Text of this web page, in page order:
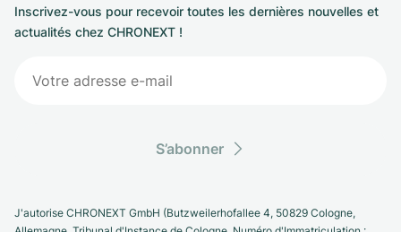
Inscrivez-vous pour recevoir toutes les dernières nouvelles et
actualités chez CHRONEXT !
S’abonner
J'autorise CHRONEXT GmbH (Butzweilerhofallee 4, 50829 Cologne,